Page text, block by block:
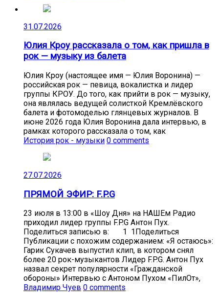
31.07.2026
Юлия Кроу рассказала о том, как пришла в
рок — музыку из балета
Юлия Кроу (настоящее имя — Юлия Воронина) —
российская рок — певица, вокалистка и лидер
группы КРОУ. До того, как прийти в рок — музыку,
она являлась ведущей солисткой Кремлёвского
балета и фотомоделью глянцевых журналов. В
июне 2026 года Юлия Воронина дала интервью, в
рамках которого рассказала о том, как
История рок - музыки 0 comments
27.07.2026
ПРЯМОЙ ЭФИР: F.P.G
23 июля в 13:00 в «Шоу Дня» на НАШЕм Радио
приходил лидер группы F.P.G Антон Пух.
Поделиться записью в: 1 1Поделиться
Публикации с похожим содержанием: «Я остаюсь»:
Гарик Сукачев выпустил клип, в котором снял
более 20 рок-музыкантов Лидер F.P.G. Антон Пух
назвал секрет популярности «Гражданской
обороны» Интервью с Антоном Пухом «ПилОт»,
Владимир Чуев 0 comments